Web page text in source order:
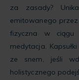
za zasady?
emitowanego
fizyczna w ciągu
medytacja.
ze snem, jeśli
holistycznego